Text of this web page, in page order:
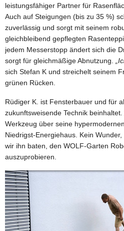
leistungsfähiger Partner für
Auch auf Steigungen (bis zu 35 %)
zuverlässig und sorgt mit seinem
gleichbleibend gepflegten
jedem Messerstopp ändert sich die
sorgt für gleichmäßige Abnutzung.
sich Stefan K und streichelt seinem
grünen Rücken.
Rüdiger K. ist Fensterbauer und für
zukunftsweisende Technik
Werkzeug über seine
Niedrigst-Energiehaus. Kein
wir ihn baten, den WOLF-Garten
auszuprobieren.